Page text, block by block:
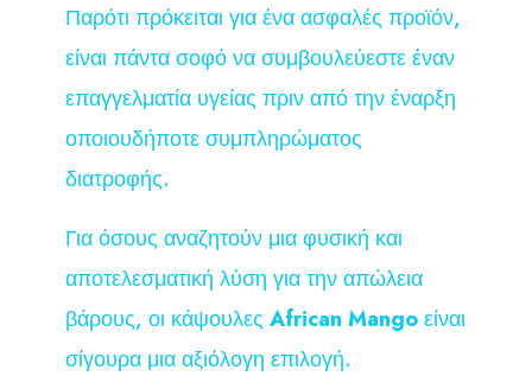
Παρότι πρόκειται για ένα ασφαλές προϊόν,
είναι πάντα σοφό να συμβουλεύεστε έναν
επαγγελματία υγείας πριν από την έναρξη
οποιουδήποτε συμπληρώματος
διατροφής.
Για όσους αναζητούν μια φυσική και
αποτελεσματική λύση για την απώλεια
βάρους, οι κάψουλες African Mangoείναι
σίγουρα μια αξιόλογη επιλογή.